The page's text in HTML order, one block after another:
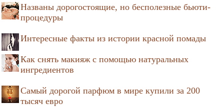
Названы дорогостоящие, но бесполезные бьюти-
процедуры
Интересные факты из истории красной помады
Как снять макияж с помощью натуральных
ингредиентов
Самый дорогой парфюм в мире купили за 200
тысяч евро